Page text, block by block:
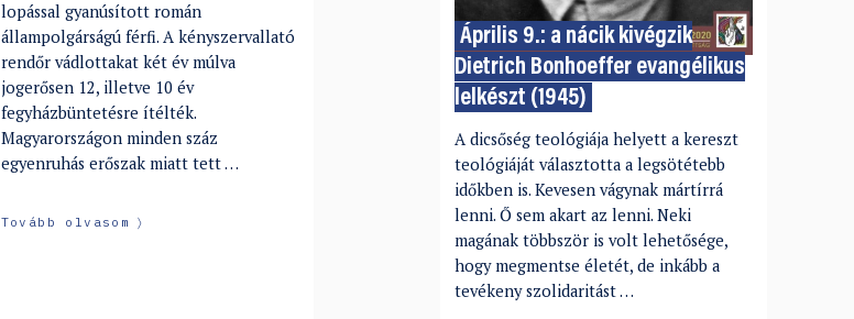
lopással gyanúsított román
állampolgárságú férfi. A kényszervallató
rendőr vádlottakat két év múlva
jogerősen 12, illetve 10 év
fegyházbüntetésre ítélték.
Magyarországon minden száz
egyenruhás erőszak miatt tett …
Tovább olvasom
Április 9.: a nácik kivégzik
Dietrich Bonhoeffer evangélikus
lelkészt (1945)
A dicsőség teológiája helyett a kereszt
teológiáját választotta a legsötétebb
időkben is. Kevesen vágynak mártírrá
lenni. Ő sem akart az lenni. Neki
magának többször is volt lehetősége,
hogy megmentse életét, de inkább a
tevékeny szolidaritást …